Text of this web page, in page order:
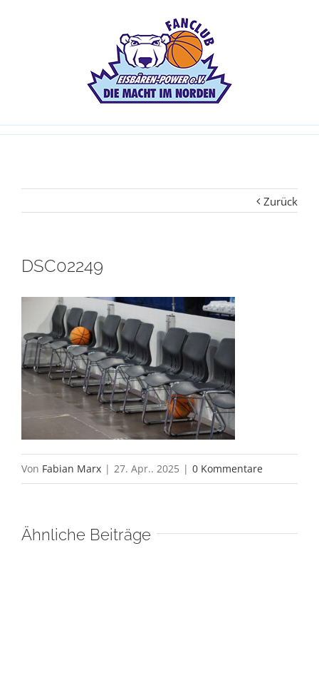
Zurück
DSC02249
Von Fabian Marx | 27. Apr.. 2025 | 0 Kommentare
Ähnliche Beiträge